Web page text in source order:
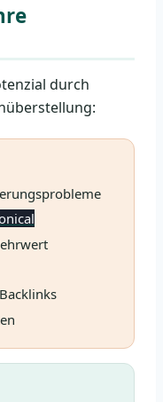
durch